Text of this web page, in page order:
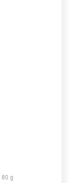
80 g